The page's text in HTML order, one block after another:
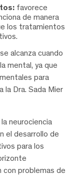
favorece
de manera
los tratamientos
alcanza cuando
mental, ya que
para
la Dra. Sada Mier
neurociencia
el desarrollo de
para los
con problemas de